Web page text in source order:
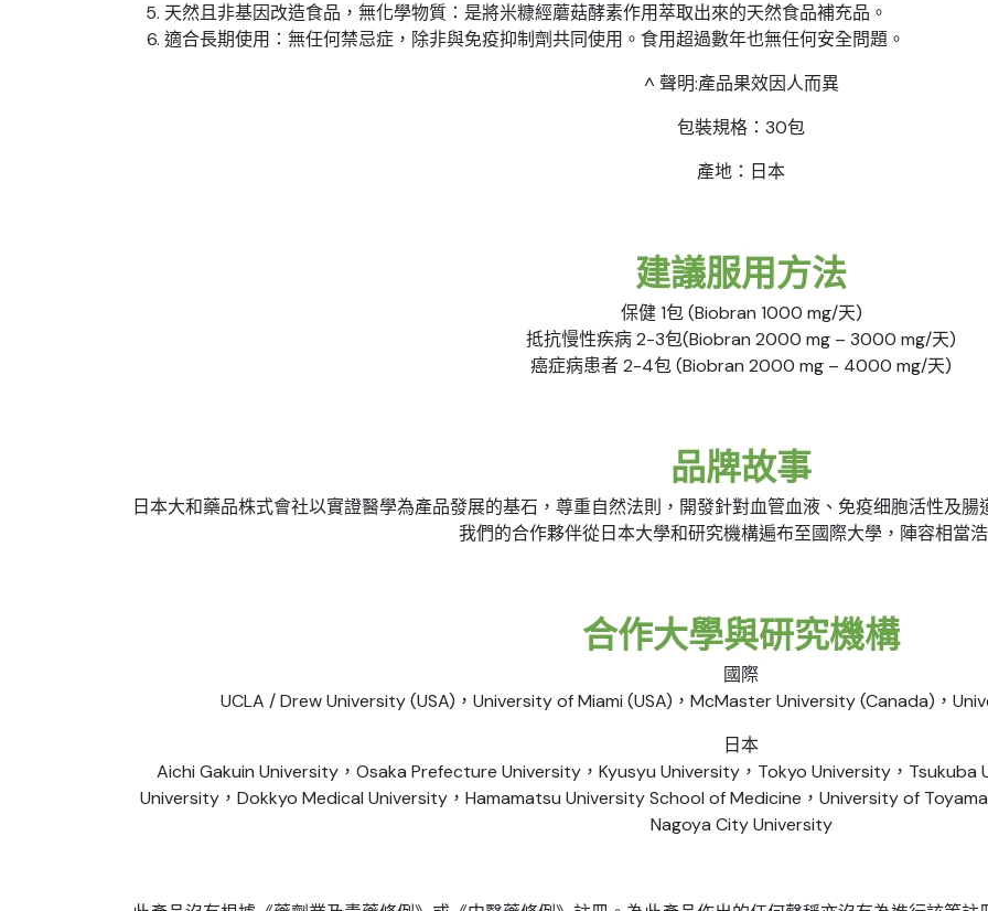
天然且非基因改造食品，無化學物質：是將米糠經蘑菇酵素作用萃取出來的天然食品補充品。
適合長期使用：無任何禁忌症，除非與免疫抑制劑共同使用。食用超過數年也無任何安全問題。
^ 聲明:產品果效因人而異
包裝規格：30包
產地：日本
建議服用方法
保健 1包 (Biobran 1000 mg/天)
抵抗慢性疾病 2-3包(Biobran 2000 mg – 3000 mg/天)
癌症病患者 2-4包 (Biobran 2000 mg – 4000 mg/天)
品牌故事
日本大和藥品株式會社以實證醫學為產品發展的基石，尊重自然法則，開發針對血管血液、免疫细胞活性及
我們的合作夥伴從日本大學和研究機構遍布至國際大學，陣容相當浩
合作大學與研究機構
國際
UCLA / Drew University (USA)，University of Miami (USA)，McMaster University (Canada)，
日本
Aichi Gakuin University，Osaka Prefecture University，Kyusyu University，Tokyo University，Tsukuba
University，Dokkyo Medical University，Hamamatsu University School of Medicine，University of
Nagoya City University